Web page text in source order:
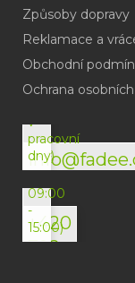
Způsoby dopravy
Reklamace a
Obchodní
Ochrana
(odpověď
do
v
pracovní
dny)
+420
792
(Po-
09:00
-
15:00)